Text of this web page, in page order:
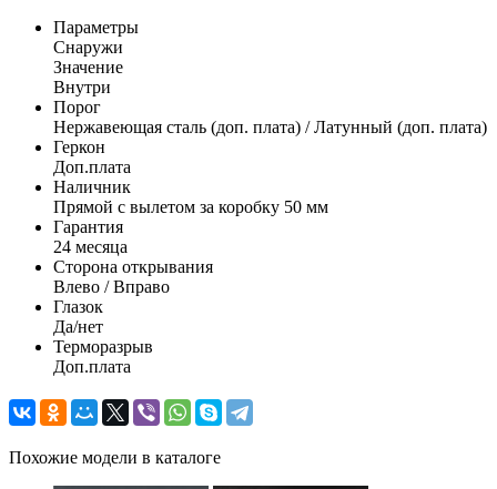
Параметры
Снаружи
Значение
Внутри
Порог
Нержавеющая сталь (доп. плата) / Латунный (доп. плата)
Геркон
Доп.плата
Наличник
Прямой с вылетом за коробку 50 мм
Гарантия
24 месяца
Сторона открывания
Влево / Вправо
Глазок
Да/нет
Терморазрыв
Доп.плата
Похожие модели в каталоге